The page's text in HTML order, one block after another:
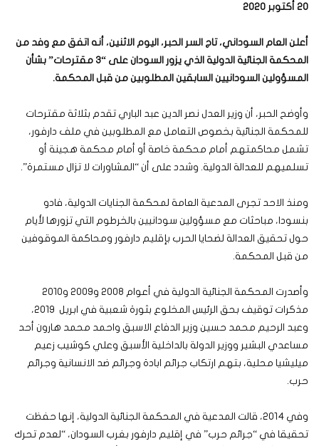
20 أكتوبر 2020
أعلن العام السوداني، تاج السر الحبر، اليوم الاثنين، أنه اتفق مع وفد من
المحكمة الجنائية الدولية الذي يزور السودان على “3 مقترحات” بشأن
المسؤولين السودانيين السابقين المطلوبين من قبل المحكمة.
وأوضح الحبر، أن وزير العدل نصر الدين عبد الباري تقدم بثلاثة مقترحات
للمحكمة الجنائية بخصوص التعامل مع المطلوبين في ملف دارفور،
تشمل محاكمتهم أمام محكمة خاصة أو أمام محكمة هجينة أو
تسلميهم للعدالة الدولية. وشدد على أن “المشاورات لا تزال مستمرة”.
ومنذ الاحد تجرى المدعية العامة لمحكمة الجنايات الدولية، فادو
بنسودا، مباحثات مع مسؤولين سودانيين بالخرطوم التي تزورها لأيام
حول تحقيق العدالة لضحايا الحرب بإقليم دارفور ومحاكمة الموقوفين
من قبل المحكمة.
وأصدرت المحكمة الجنائية الدولية في أعوام 2008 و2009 و2010
مذكرات توقيف بحق الرئيس المخلوع بثورة شعبية في ابريل 2019،
وعبد الرحيم محمد حسين وزير الدفاع الاسبق واحمد محمد هارون أحد
مساعدي البشير ووزير الدولة بالداخلية الأسبق وعلي كوشيب زعيم
ميليشيا محلية، بتهم ارتكاب جرائم ابادة وجرائم ضد الانسانية وجرائم
حرب.
وفي 2014، قالت المدعية في المحكمة الجنائية الدولية، إنها حفظت
تحقيقا في “جرائم حرب” في إقليم دارفور بغرب السودان، “لعدم تحرك